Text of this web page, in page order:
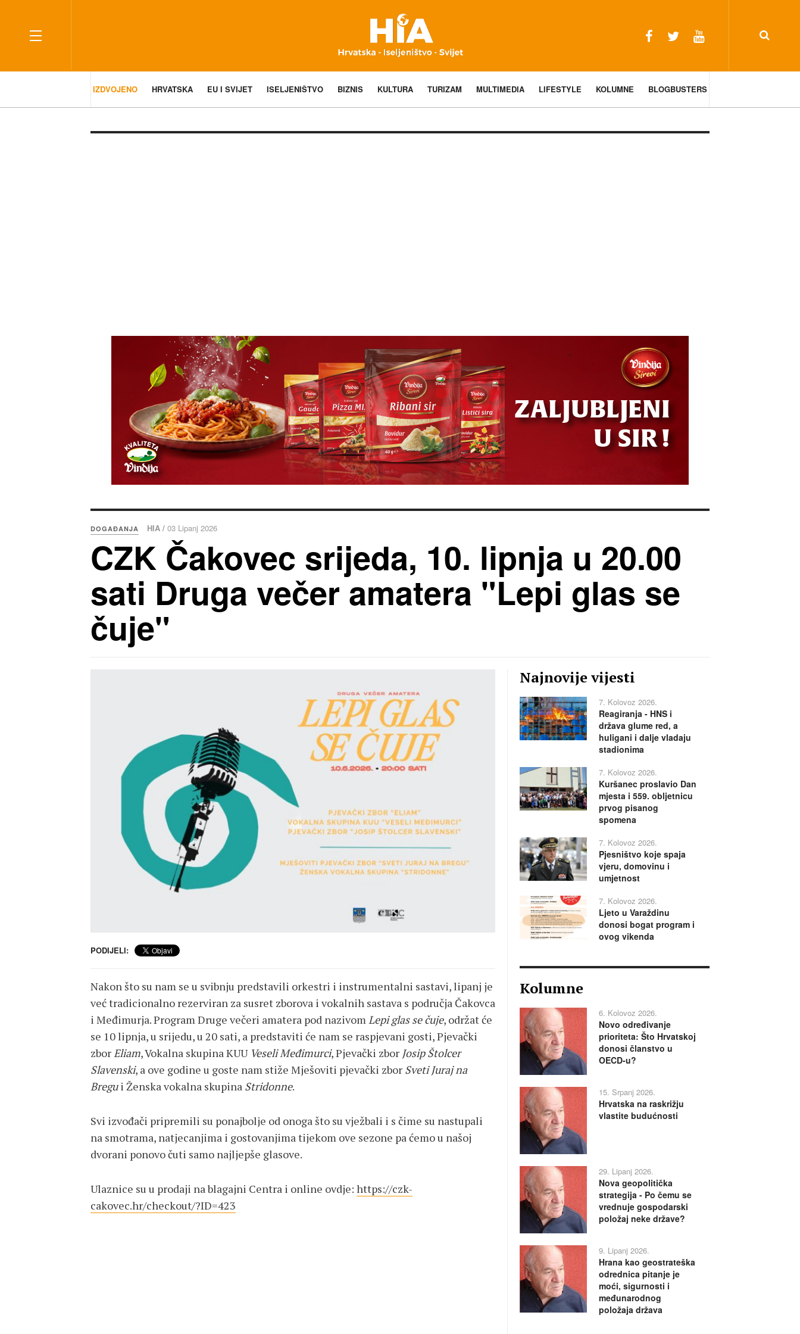
IZDVOJENO HRVATSKA EU I SVIJET ISELJENIŠTVO BIZNIS KULTURA TURIZAM MULTIMEDIA LIFESTYLE KOLUMNE BLOGBUSTERS
DOGAĐANJA HIA / 03 Lipanj 2026
CZK Čakovec srijeda, 10. lipnja u 20.00
sati Druga večer amatera "Lepi glas se
čuje"
PODIJELI:
Nakon što su nam se u svibnju predstavili orkestri i instrumentalni sastavi, lipanj je
već tradicionalno rezerviran za susret zborova i vokalnih sastava s područja Čakovca
i Međimurja. Program Druge večeri amatera pod nazivomLepi glas se čuje, održat će
se 10 lipnja, u srijedu, u 20 sati, a predstaviti će nam se raspjevani gosti, Pjevački
zborEliam, Vokalna skupina KUU Veseli Međimurci, Pjevački zbor Josip Štolcer
Slavenski, a ove godine u goste nam stiže Mješoviti pjevački zbor Sveti Juraj na
Bregui Ženska vokalna skupina Stridonne.
Svi izvođači pripremili su ponajbolje od onoga što su vježbali i s čime su nastupali
na smotrama, natjecanjima i gostovanjima tijekom ove sezone pa ćemo u našoj
dvorani ponovo čuti samo najljepše glasove.
Ulaznice su u prodaji na blagajni Centra i online ovdje: https://czk-
cakovec.hr/checkout/?ID=423
Najnovije vijesti
7. Kolovoz 2026.
Reagiranja - HNS i
država glume red, a
huligani i dalje vladaju
stadionima
7. Kolovoz 2026.
Kuršanec proslavio Dan
mjesta i 559. obljetnicu
prvog pisanog
spomena
7. Kolovoz 2026.
Pjesništvo koje spaja
vjeru, domovinu i
umjetnost
7. Kolovoz 2026.
Ljeto u Varaždinu
donosi bogat program i
ovog vikenda
Kolumne
6. Kolovoz 2026.
Novo određivanje
prioriteta: Što Hrvatskoj
donosi članstvo u
OECD-u?
15. Srpanj 2026.
Hrvatska na raskrižju
vlastite budućnosti
29. Lipanj 2026.
Nova geopolitička
strategija - Po čemu se
vrednuje gospodarski
položaj neke države?
9. Lipanj 2026.
Hrana kao geostrateška
odrednica pitanje je
moći, sigurnosti i
međunarodnog
položaja država